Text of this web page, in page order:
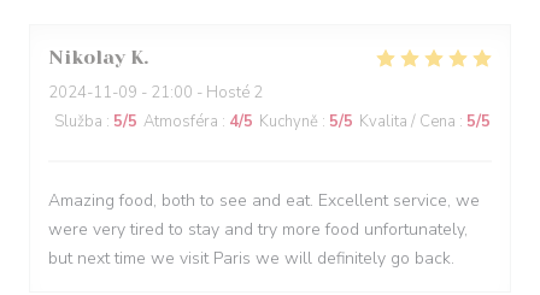
Nikolay K
2024-11-09 - 21:00 - Hosté 2
Služba : 5/5 Atmosféra : 4/5 Kuchyně : 5/5 Kvalita / Cena : 5/5
Amazing food, both to see and eat. Excellent service, we
were very tired to stay and try more food unfortunately,
but next time we visit Paris we will definitely go back.